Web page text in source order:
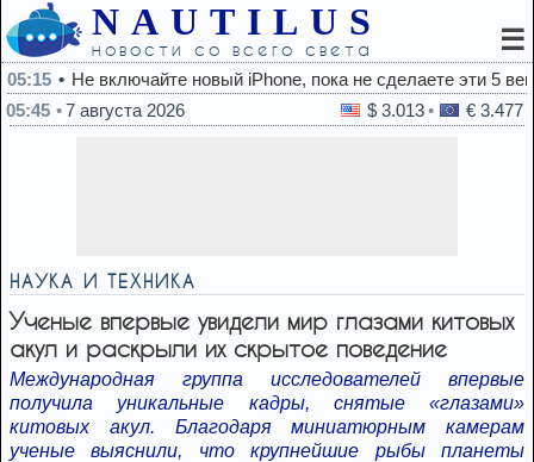
NAUTILUS
новости со всего света ☰
новый iPhone, пока не сделаете эти 5 вещей
05:45
7 августа 2026 $ 3.013 € 3.477
НАУКА И ТЕХНИКА
Ученые впервые увидели мир глазами китовых
акул и раскрыли их скрытое поведение
Международная группа исследователей впервые
получила уникальные кадры, снятые «глазами»
китовых акул. Благодаря миниатюрным камерам
ученые выяснили, что крупнейшие рыбы планеты